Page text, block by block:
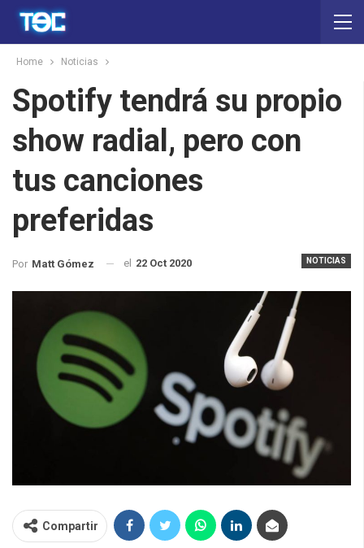
Home Noticias
Spotify tendrá su propio
show radial, pero con
tus canciones
preferidas
NOTICIAS
Por Matt Gómez el 22 Oct 2020
Compartir